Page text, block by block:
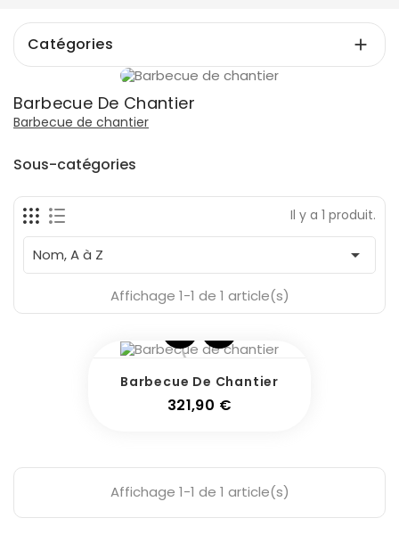
Prix
€
Fabricants
En Stock
Catégories 
Barbecue De Chantier
Barbecue de chantier
Sous-catégories
Il y a 1 produit.
Nom, A à Z 
Affichage 1-1 de 1 article(s)
Barbecue De Chantier
321,90 €
Affichage 1-1 de 1 article(s)